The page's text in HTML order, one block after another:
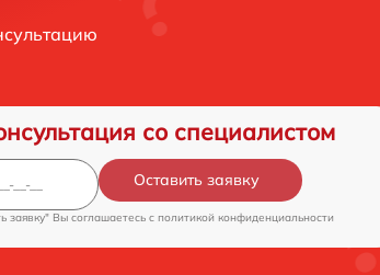
со специалистом
Оставить заявку
заявку" Вы соглашаетесь c политикой конфиденциальности